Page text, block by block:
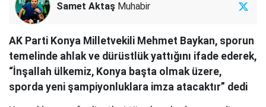
Samet Aktaş Muhabir
AK Parti Konya Milletvekili Mehmet Baykan, sporun
temelinde ahlak ve dürüstlük yattığını ifade ederek,
“İnşallah ülkemiz, Konya başta olmak üzere,
sporda yeni şampiyonluklara imza atacaktır” dedi